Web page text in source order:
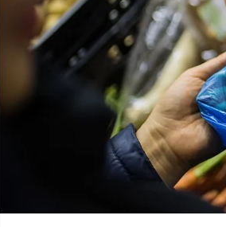
verlag
veranstaltungen
fragen & hilfe
unterstützen